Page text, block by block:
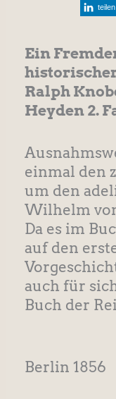
teilen
Ein
Ralph
Heyden 2.
einmal den
um den
Wilhelm
Da es im
auf den
auch für
Buch der
Berlin 1856